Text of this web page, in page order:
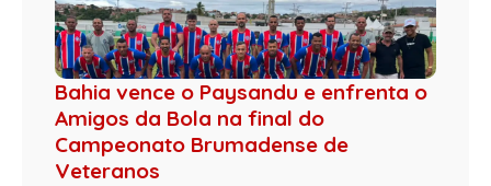
Bahia vence o Paysandu e enfrenta o
Amigos da Bola na final do
Campeonato Brumadense de
Veteranos